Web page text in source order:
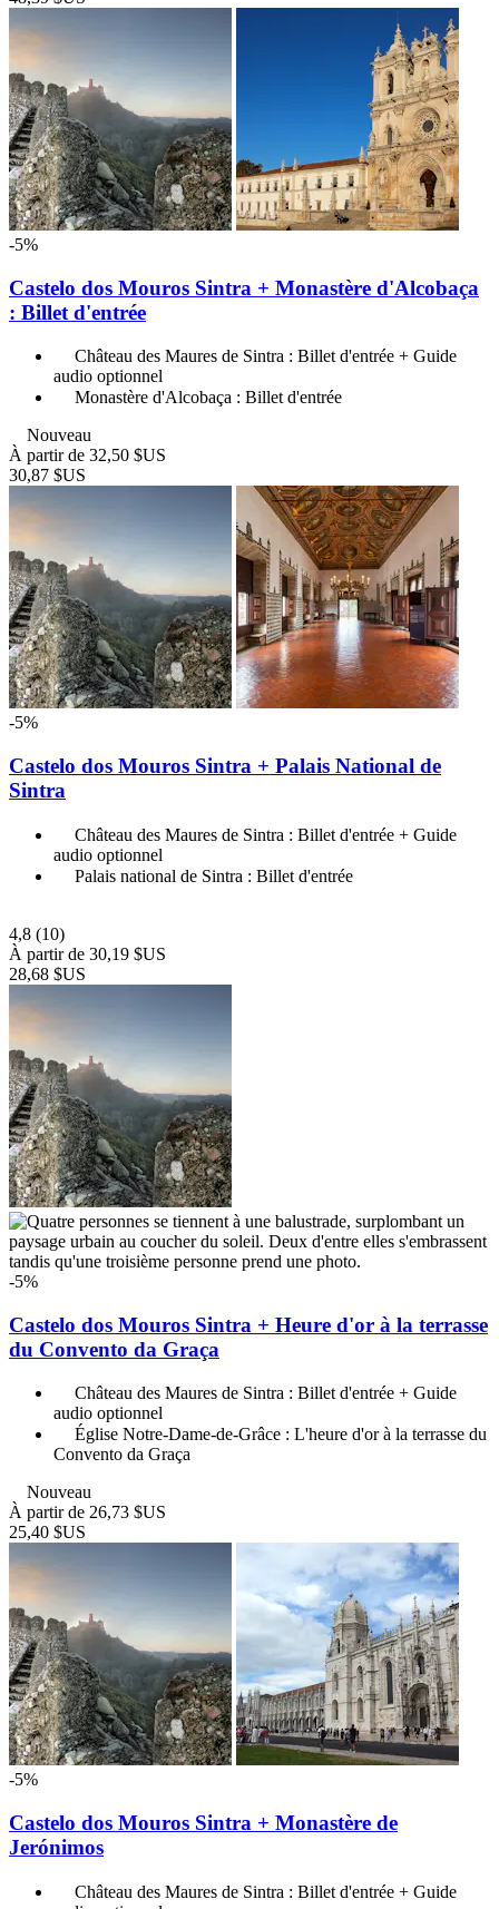
-5%
Castelo dos Mouros Sintra + Monastère d'Alcobaça
: Billet d'entrée
Château des Maures de Sintra : Billet d'entrée + Guide
audio optionnel
Monastère d'Alcobaça : Billet d'entrée
Nouveau
À partir de 32,50 $US
30,87 $US
-5%
Castelo dos Mouros Sintra + Palais National de
Sintra
Château des Maures de Sintra : Billet d'entrée + Guide
audio optionnel
Palais national de Sintra : Billet d'entrée
4,8 (10)
À partir de 30,19 $US
28,68 $US
-5%
Castelo dos Mouros Sintra + Heure d'or à la terrasse
du Convento da Graça
Château des Maures de Sintra : Billet d'entrée + Guide
audio optionnel
Église Notre-Dame-de-Grâce : L'heure d'or à la terrasse du
Convento da Graça
Nouveau
À partir de 26,73 $US
25,40 $US
-5%
Castelo dos Mouros Sintra + Monastère de
Jerónimos
Château des Maures de Sintra : Billet d'entrée + Guide